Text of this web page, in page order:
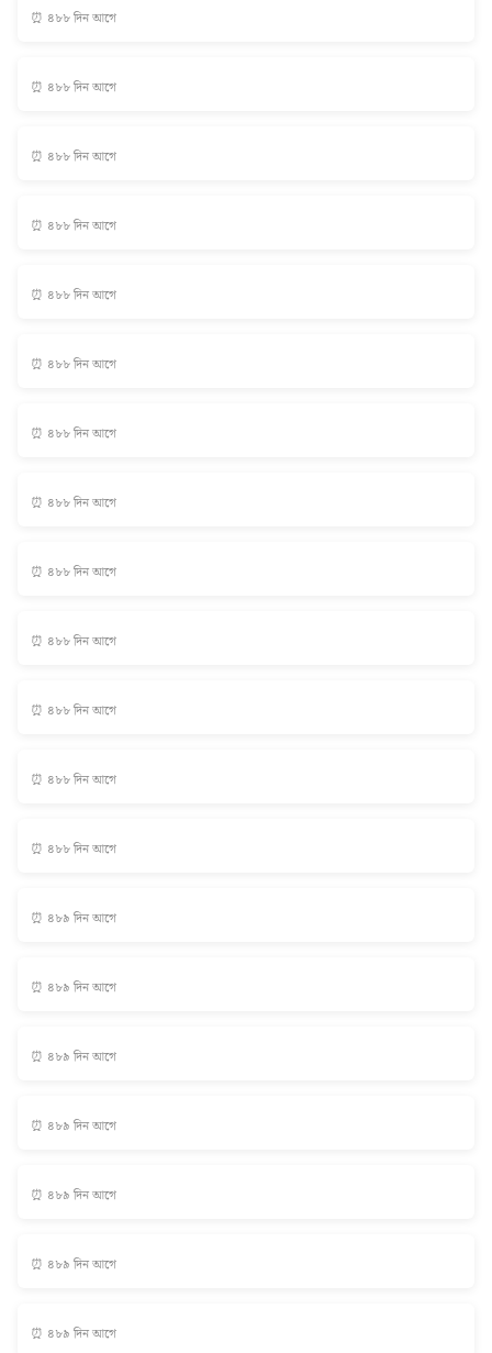
⏰ ৪৮৮ দিন আগে
⏰ ৪৮৮ দিন আগে
⏰ ৪৮৮ দিন আগে
⏰ ৪৮৮ দিন আগে
⏰ ৪৮৮ দিন আগে
⏰ ৪৮৮ দিন আগে
⏰ ৪৮৮ দিন আগে
⏰ ৪৮৮ দিন আগে
⏰ ৪৮৮ দিন আগে
⏰ ৪৮৮ দিন আগে
⏰ ৪৮৮ দিন আগে
⏰ ৪৮৮ দিন আগে
⏰ ৪৮৮ দিন আগে
⏰ ৪৮৯ দিন আগে
⏰ ৪৮৯ দিন আগে
⏰ ৪৮৯ দিন আগে
⏰ ৪৮৯ দিন আগে
⏰ ৪৮৯ দিন আগে
⏰ ৪৮৯ দিন আগে
⏰ ৪৮৯ দিন আগে